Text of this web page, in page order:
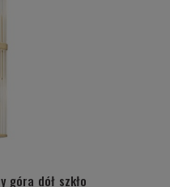
góra dół szkło